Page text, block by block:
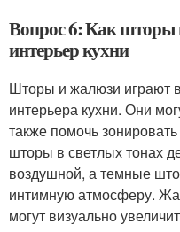
Вопрос 6: Как
интерьер кухни
Шторы и жалюзи играют
интерьера кухни. Они
также помочь
шторы в светлых тонах
воздушной, а темные
интимную атмосферу.
могут визуально